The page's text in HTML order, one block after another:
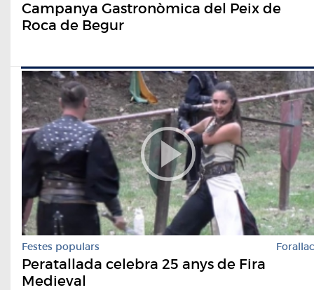
Campanya Gastronòmica del Peix de
Roca de Begur
Festes populars Forallac
Peratallada celebra 25 anys de Fira
Medieval